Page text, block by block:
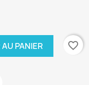
PANIER favorite_border